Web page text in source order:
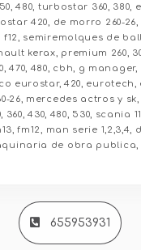
480, turbostar 360, 380,
420, de morro 260-26,
f12, semiremolques de
kerax, premium 260,
470, 480, cbh, g manager,
eurostar, 420, eurotech,
26, mercedes actros y
430, 480, 530, scania
fm12, man serie 1,2,3,4,
de obra publica,
655953931